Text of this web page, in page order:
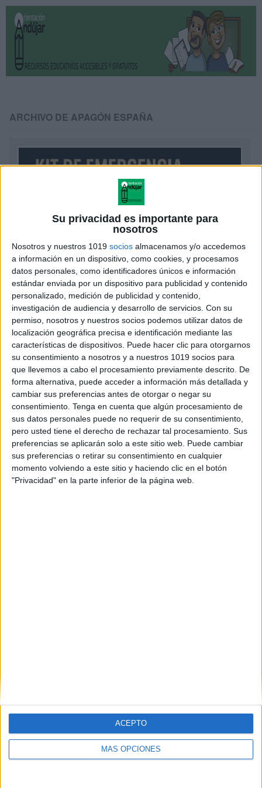
Su privacidad es importante para
nosotros
Nosotros y nuestros 1019 socios almacenamos y/o accedemos
a información en un dispositivo, como cookies, y procesamos
datos personales, como identificadores únicos e información
estándar enviada por un dispositivo para publicidad y contenido
personalizado, medición de publicidad y contenido,
investigación de audiencia y desarrollo de servicios. Con su
permiso, nosotros y nuestros socios podemos utilizar datos de
localización geográfica precisa e identificación mediante las
características de dispositivos. Puede hacer clic para otorgarnos
su consentimiento a nosotros y a nuestros 1019 socios para
que llevemos a cabo el procesamiento previamente descrito. De
forma alternativa, puede acceder a información más detallada y
cambiar sus preferencias antes de otorgar o negar su
consentimiento. Tenga en cuenta que algún procesamiento de
sus datos personales puede no requerir de su consentimiento,
pero usted tiene el derecho de rechazar tal procesamiento. Sus
preferencias se aplicarán solo a este sitio web. Puede cambiar
sus preferencias o retirar su consentimiento en cualquier
momento volviendo a este sitio y haciendo clic en el botón
"Privacidad" en la parte inferior de la página web.
MÁS OPCIONES
ACEPTO
ARCHIVO DE APAGÓN ESPAÑA
Kit de emergencia en casa: todo lo que
necesitas para cualquier imprevisto
Publicado el 1 mayo, 2025
El pasado lunes 28 de abril de 2025, España vivió un
apagón eléctrico masivo que paralizó durante horas
todo el país, afectando gravemente a los transportes,
las telecomunicaciones, los hospitales […]
SEGUIR LEYENDO
Suscribir